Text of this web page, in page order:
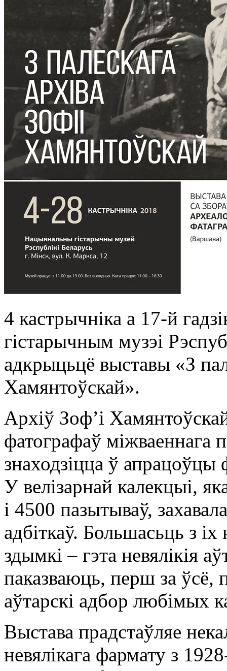
4 кастрычніка а 17-й
гістарычным музэі
адкрыцьцё выставы «З
Хамянтоўскай».
Архіў Зоф’і
фатографаў міжваеннага
знаходзіцца ў апрацоўцы
У велізарнай калекцыі,
і 4500 пазытываў,
адбіткаў. Большасьць з
здымкі – гэта невялікія
паказваюць, перш за ўсё,
аўтарскі адбор любімых
Выстава прадстаўляе
невялікага фармату з